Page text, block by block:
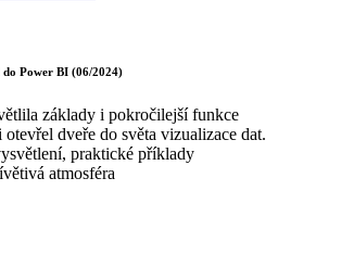
do Power BI (06/2024)
základy i pokročilejší funkce
dveře do světa vizualizace dat.
praktické příklady
atmosféra